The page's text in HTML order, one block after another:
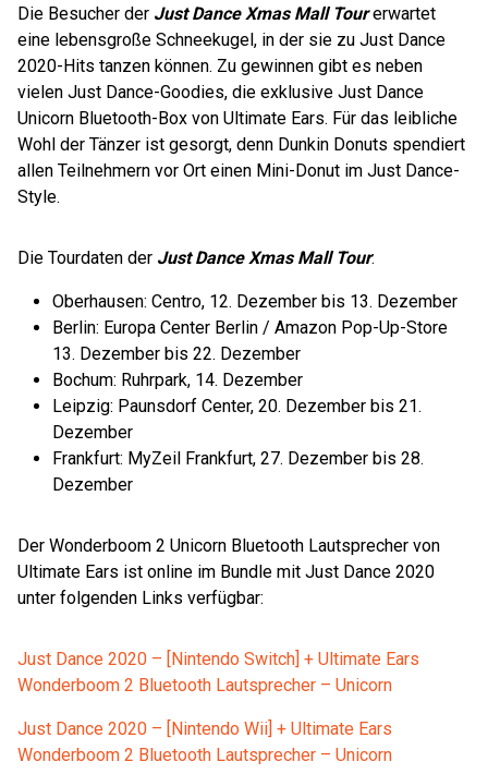
Die Besucher der Just Dance Xmas Mall Tourerwartet
eine lebensgroße Schneekugel, in der sie zu Just Dance
2020-Hits tanzen können. Zu gewinnen gibt es neben
vielen Just Dance-Goodies, die exklusive Just Dance
Unicorn Bluetooth-Box von Ultimate Ears. Für das leibliche
Wohl der Tänzer ist gesorgt, denn Dunkin Donuts spendiert
allen Teilnehmern vor Ort einen Mini-Donut im Just Dance-
Style.
Die Tourdaten der Just Dance Xmas Mall Tour:
Oberhausen: Centro, 12. Dezember bis 13. Dezember
Berlin: Europa Center Berlin / Amazon Pop-Up-Store
13. Dezember bis 22. Dezember
Bochum: Ruhrpark, 14. Dezember
Leipzig: Paunsdorf Center, 20. Dezember bis 21.
Dezember
Frankfurt: MyZeil Frankfurt, 27. Dezember bis 28.
Dezember
Der Wonderboom 2 Unicorn Bluetooth Lautsprecher von
Ultimate Ears ist online im Bundle mit Just Dance 2020
unter folgenden Links verfügbar:
Just Dance 2020 – [Nintendo Switch] + Ultimate Ears
Wonderboom 2 Bluetooth Lautsprecher – Unicorn
Just Dance 2020 – [Nintendo Wii] + Ultimate Ears
Wonderboom 2 Bluetooth Lautsprecher – Unicorn